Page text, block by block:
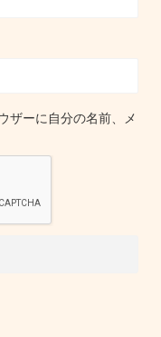
ザーに自分の名前、メ